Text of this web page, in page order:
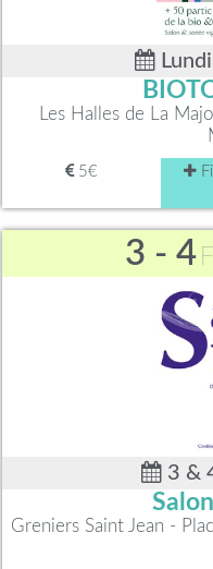
Les Halles de La
5€
3 - 4
3 &
Greniers Saint Jean -